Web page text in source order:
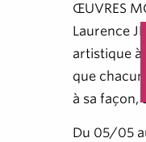
ŒUVRES
Laurence
artistique
que
à sa façon,
Du 05/05